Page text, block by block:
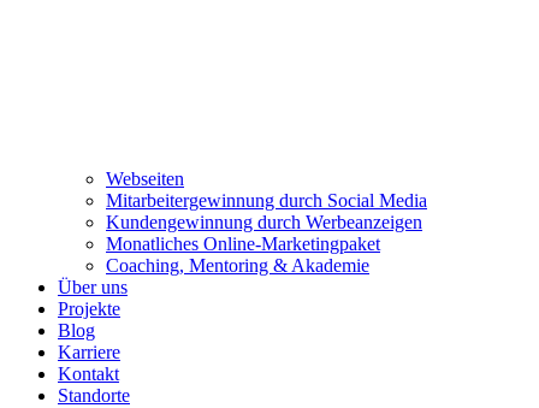
Webseiten
Mitarbeiter­gewinnung durch Social Media
Kundengewinnung durch Werbeanzeigen
Monatliches Online-Marketingpaket
Coaching, Mentoring & Akademie
Über uns
Projekte
Blog
Karriere
Kontakt
Standorte